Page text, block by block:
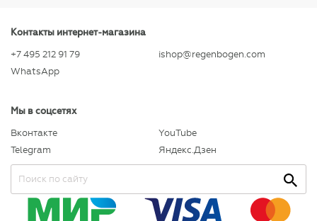
Контакты интернет-магазина
+7 495 212 91 79
WhatsApp
ishop@regenbogen.com
Мы в соцсетях
Вконтакте
Telegram
YouTube
Яндекс.Дзен